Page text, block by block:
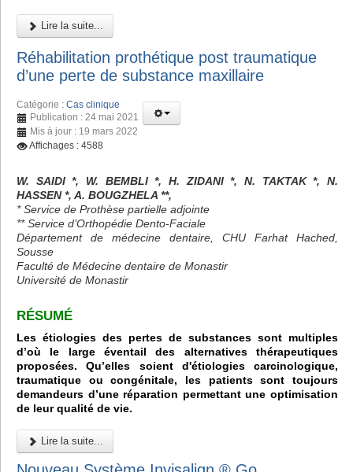
Lire la suite...
Réhabilitation prothétique post traumatique
d’une perte de substance maxillaire
Catégorie : Cas clinique
Publication : 24 mai 2021
Mis à jour : 19 mars 2022
Affichages : 4588
W. SAIDI *, W. BEMBLI *, H. ZIDANI *, N. TAKTAK *, N.
HASSEN *, A. BOUGZHELA **,
* Service de Prothèse partielle adjointe
** Service d’Orthopédie Dento-Faciale
Département de médecine dentaire, CHU Farhat Hached,
Sousse
Faculté de Médecine dentaire de Monastir
Université de Monastir
RÉSUMÉ
Les étiologies des pertes de substances sont multiples
d’où le large éventail des alternatives thérapeutiques
proposées. Qu’elles soient d'étiologies carcinologique,
traumatique ou congénitale, les patients sont toujours
demandeurs d’une réparation permettant une optimisation
de leur qualité de vie.
Lire la suite...